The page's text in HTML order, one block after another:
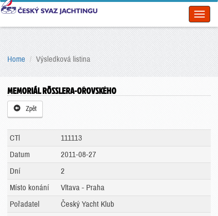
Home Výsledková listina
MEMORIÁL RÖSSLERA-OŘOVSKÉHO
Zpět
CTl
111113
Datum
2011-08-27
Dní
2
Místo konání
Vltava - Praha
Pořadatel
Český Yacht Klub